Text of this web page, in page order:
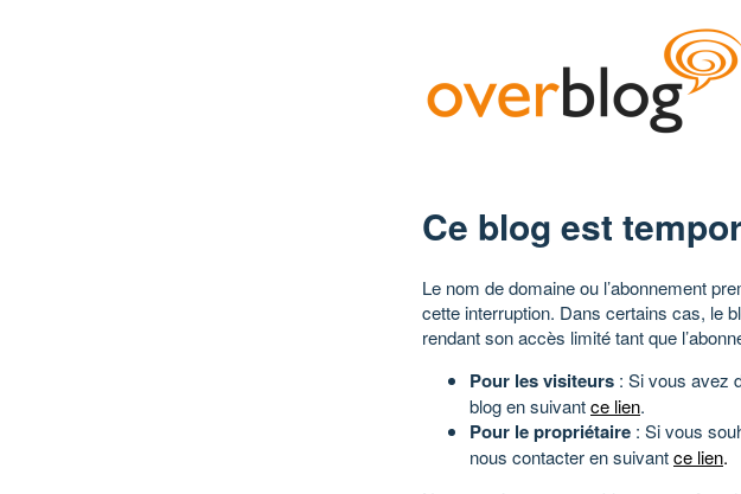
Ce blog est
Le nom de domaine ou l’abonnement
cette interruption. Dans certains cas, le
rendant son accès limité tant que
Pour les visiteurs : Si vous avez
blog en suivantce lien.
Pour le propriétaire : Si vous
nous contacter en suivantce lien.